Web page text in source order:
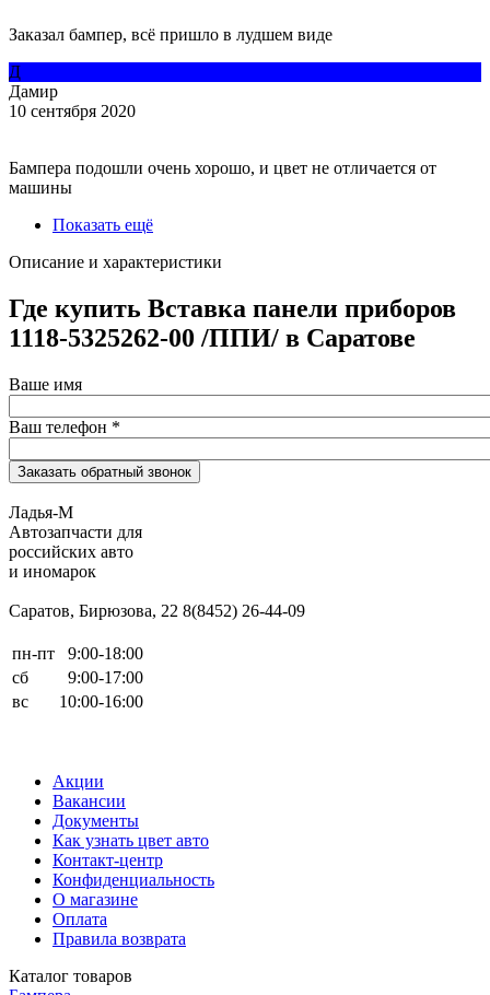
Заказал бампер, всё пришло в лудшем виде
Д
Дамир
10 сентября 2020
Бампера подошли очень хорошо, и цвет не отличается от
машины
Показать ещё
Описание и характеристики
Где купить Вставка панели приборов
1118-5325262-00 /ППИ/ в Саратове
Ваше имя
Ваш телефон *
Ладья-М
Автозапчасти для
российских авто
и иномарок
Саратов, Бирюзова, 22 8(8452) 26-44-09
пн-пт
9:00-18:00
сб
9:00-17:00
вс
10:00-16:00
Акции
Вакансии
Документы
Как узнать цвет авто
Контакт-центр
Конфиденциальность
О магазине
Оплата
Правила возврата
Каталог товаров